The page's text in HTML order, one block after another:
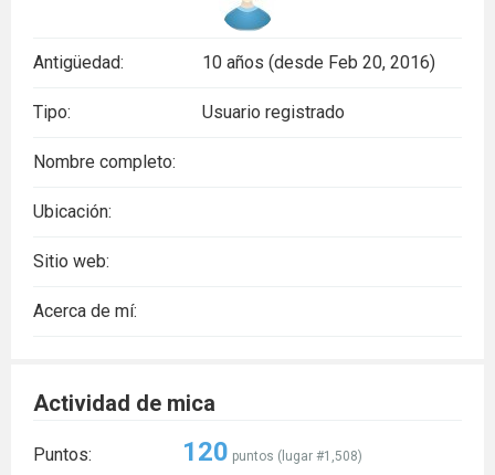
Antigüedad: 10 años (desde Feb 20, 2016)
Tipo: Usuario registrado
Nombre completo:
Ubicación:
Sitio web:
Acerca de mí:
Actividad de mica
Puntos: 120 puntos (lugar #1,508)